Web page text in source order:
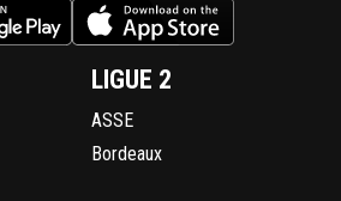
LIGUE 2
ASSE
Bordeaux